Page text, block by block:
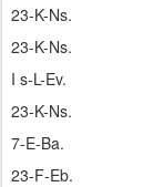
23-K-Ns.
23-K-Ns.
I s-L-Ev.
23-K-Ns.
7-E-Ba.
23-F-Eb.